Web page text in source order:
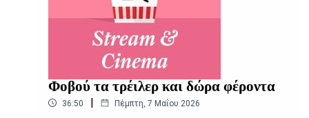
Φοβού τα τρέιλερ και δώρα φέροντα
36:50 | Πέμπτη, 7 Μαΐου 2026